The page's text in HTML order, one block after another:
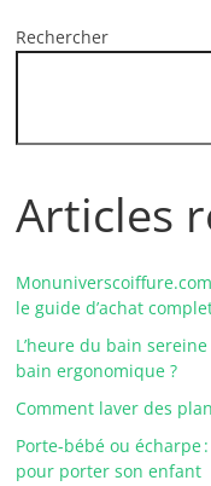
Rechercher
Articles
le guide d’achat
L’heure du bain
bain ergonomique ?
Comment laver des
Porte-bébé ou écharpe
pour porter son enfant